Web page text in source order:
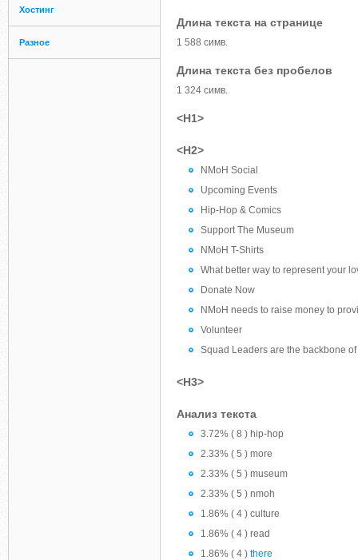
Хостинг
Разное
Длина текста на странице
1 588 симв.
Длина текста без пробелов
1 324 симв.
<H1>
<H2>
NMoH Social
Upcoming Events
Hip-Hop & Comics
Support The Museum
NMoH T-Shirts
What better way to represent your
Donate Now
NMoH needs to raise money to
Volunteer
Squad Leaders are the backbone
<H3>
Анализ текста
3.72% ( 8 ) hip-hop
2.33% ( 5 ) more
2.33% ( 5 ) museum
2.33% ( 5 ) nmoh
1.86% ( 4 ) culture
1.86% ( 4 ) read
1.86% ( 4 ) there